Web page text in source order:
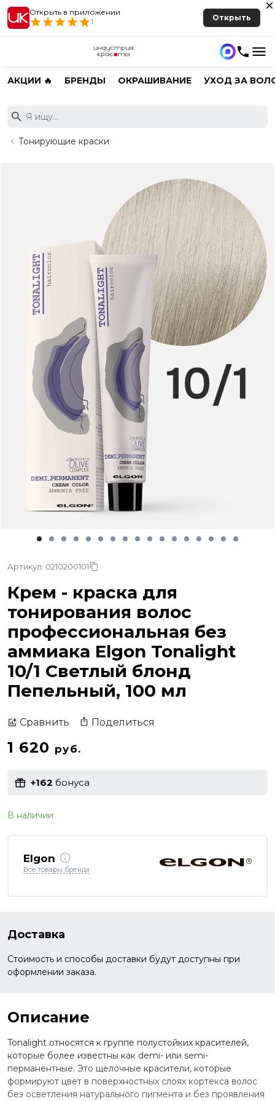
Открыть в приложении
1
Открыть
АКЦИИ 🔥 БРЕНДЫ ОКРАШИВАНИЕ УХОД ЗА
Тонирующие краски
Артикул: 0210200101
Крем - краска для
тонирования волос
профессиональная без
аммиака Elgon Tonalight
10/1 Светлый блонд
Пепельный, 100 мл
Сравнить Поделиться
1 620 руб.
+162 бонуса
В наличии
Elgon
Все товары бренда
Доставка
Стоимость и способы доставки будут доступны при
оформлении заказа.
Описание
Tonalight относятся к группе полустойких красителей,
которые более известны как demi- или semi-
перманентные. Это щелочные красители, которые
формируют цвет в поверхностных слоях кортекса волос
без осветления натурального пигмента и без проявления